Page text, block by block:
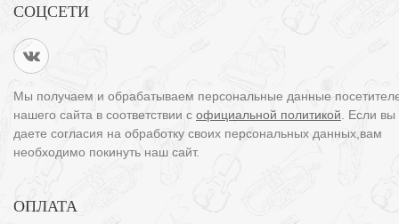
СОЦСЕТИ
Мы получаем и обрабатываем персональные данные
нашего сайта в соответствии с официальной политикой. Если вы
даете согласия на обработку своих персональных данных,вам
необходимо покинуть наш сайт.
ОПЛАТА